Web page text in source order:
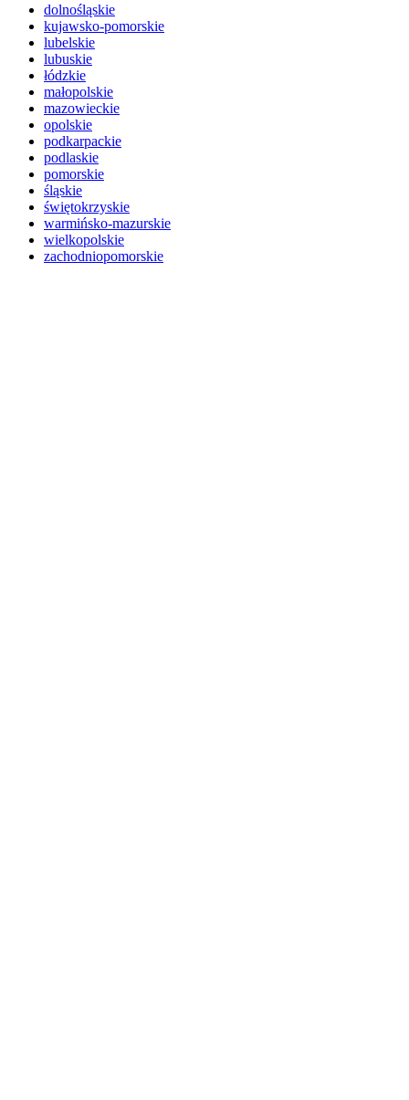
dolnośląskie
kujawsko-pomorskie
lubelskie
lubuskie
łódzkie
małopolskie
mazowieckie
opolskie
podkarpackie
podlaskie
pomorskie
śląskie
świętokrzyskie
warmińsko-mazurskie
wielkopolskie
zachodniopomorskie